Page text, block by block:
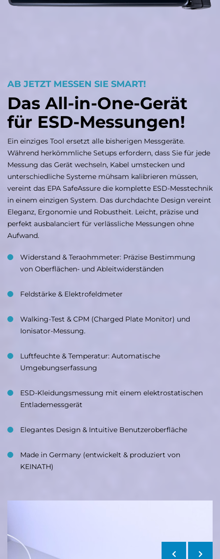
AB JETZT MESSEN SIE SMART!
Das All-in-One-Gerät
für ESD-Messungen!
Ein einziges Tool ersetzt alle bisherigen Messgeräte.
Während herkömmliche Setups erfordern, dass Sie für jede
Messung das Gerät wechseln, Kabel umstecken und
unterschiedliche Systeme mühsam kalibrieren müssen,
vereint das EPA SafeAssure die komplette ESD-Messtechnik
in einem einzigen System. Das durchdachte Design vereint
Eleganz, Ergonomie und Robustheit. Leicht, präzise und
perfekt ausbalanciert für verlässliche Messungen ohne
Aufwand.
Widerstand & Teraohmmeter: Präzise Bestimmung
von Oberflächen- und Ableitwiderständen
Feldstärke & Elektrofeldmeter
Walking-Test & CPM (Charged Plate Monitor) und
Ionisator-Messung.
Luftfeuchte & Temperatur: Automatische
Umgebungserfassung
ESD-Kleidungsmessung mit einem elektrostatischen
Entlademessgerät
Elegantes Design & Intuitive Benutzeroberfläche
Made in Germany (entwickelt & produziert von
KEINATH)